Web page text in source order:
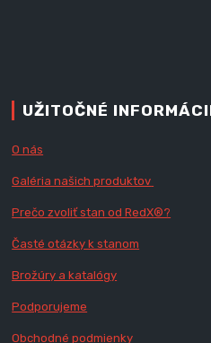
UŽITOČNÉ
O nás
Galéria našich produktov
Prečo zvoliť stan od RedX®?
Časté otázky k stanom
Brožúry a katalógy
Podporujeme
Obchodné podmienky